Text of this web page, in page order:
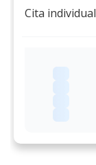
Cita individual